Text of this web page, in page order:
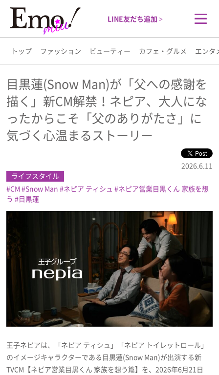
LINE友だち追加 >
トップ ファッション ビューティー カフェ・グルメ エンタ
トップ
ファッション
ビューティー
エンタメ
ライフスタイル
プレゼント
インタビュー
フィルム
ランキング
目黒蓮(Snow Man)が「父への感謝を
描く」新CM解禁！ネピア、大人にな
ったからこそ「父のありがたさ」に
気づく心温まるストーリー
2026.6.11
ライフスタイル
CM
Snow Man ネピア ティシュ
ネピア営業目黒くん 家族を想
う
目黒蓮
王子ネピアは、「ネピア ティシュ」「ネピア トイレットロール」
のイメージキャラクターである目黒蓮(Snow Man)が出演する新
TVCM【ネピア営業目黒くん 家族を想う篇】を、2026年6月21日